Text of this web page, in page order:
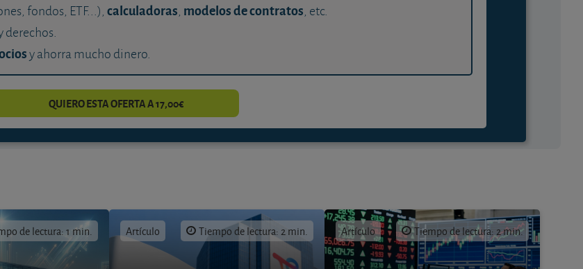
fondos, ETF...),calculadoras, modelos de contratos, etc.
derechos.
y ahorra mucho dinero.
QUIERO ESTA OFERTA A 17,00€
de lectura: 1 min. Artículo Tiempo de lectura: 2 min. Artículo Tiempo de lectura: 2 min.